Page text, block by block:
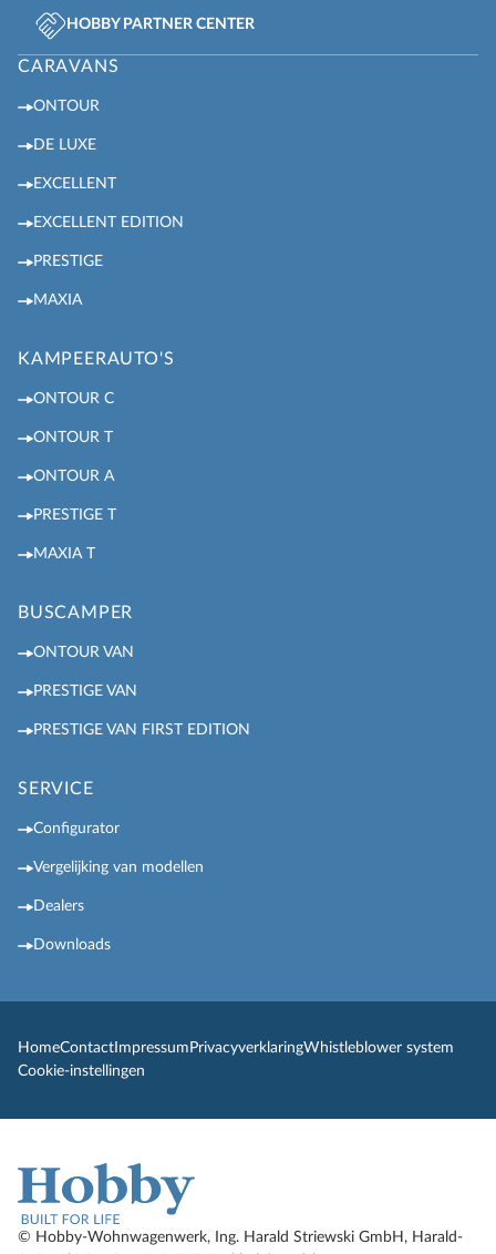
HOBBY PARTNER CENTER
CARAVANS
ONTOUR
DE LUXE
EXCELLENT
EXCELLENT EDITION
PRESTIGE
MAXIA
KAMPEERAUTO'S
ONTOUR C
ONTOUR T
ONTOUR A
PRESTIGE T
MAXIA T
BUSCAMPER
ONTOUR VAN
PRESTIGE VAN
PRESTIGE VAN FIRST EDITION
SERVICE
Configurator
Vergelijking van modellen
Dealers
Downloads
HomeContact Impressum PrivacyverklaringWhistleblower system
Cookie-instellingen
© Hobby-Wohnwagenwerk, Ing. Harald Striewski GmbH, Harald-